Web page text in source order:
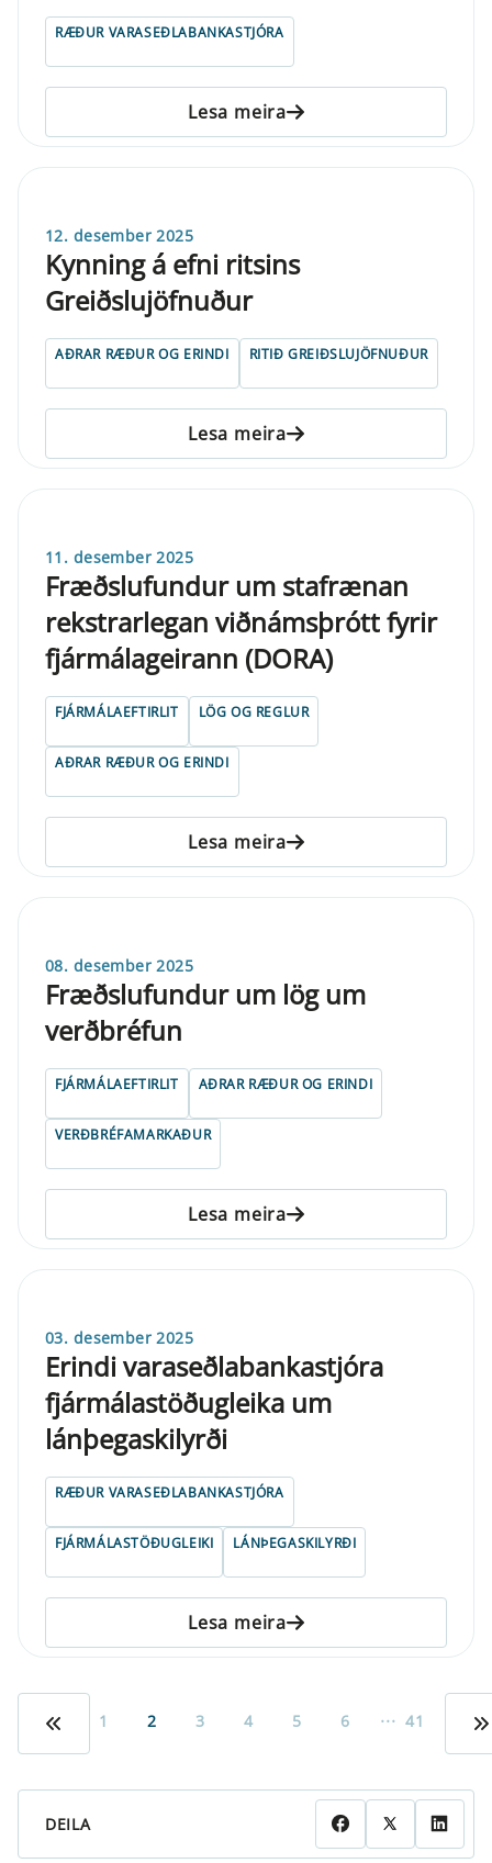
RÆÐUR VARASEÐLABANKASTJÓRA
Lesa meira
12. desember 2025
Kynning á efni ritsins
Greiðslujöfnuður
AÐRAR RÆÐUR OG ERINDI RITIÐ GREIÐSLUJÖFNUÐUR
Lesa meira
11. desember 2025
Fræðslufundur um stafrænan
rekstrarlegan viðnámsþrótt fyrir
fjármálageirann (DORA)
FJÁRMÁLAEFTIRLIT LÖG OG REGLUR
AÐRAR RÆÐUR OG ERINDI
Lesa meira
08. desember 2025
Fræðslufundur um lög um
verðbréfun
FJÁRMÁLAEFTIRLIT AÐRAR RÆÐUR OG ERINDI
VERÐBRÉFAMARKAÐUR
Lesa meira
03. desember 2025
Erindi varaseðlabankastjóra
fjármálastöðugleika um
lánþegaskilyrði
RÆÐUR VARASEÐLABANKASTJÓRA
FJÁRMÁLASTÖÐUGLEIKI LÁNÞEGASKILYRÐI
Lesa meira
1 2 3 4 5 6 ... 41
DEILA